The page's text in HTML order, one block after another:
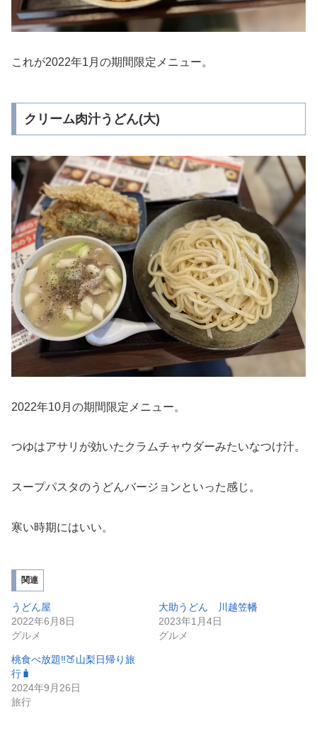
これが2022年1月の期間限定メニュー。
クリーム肉汁うどん(大)
2022年10月の期間限定メニュー。
つゆはアサリが効いたクラムチャウダーみたいなつけ汁。
スープパスタのうどんバージョンといった感じ。
寒い時期にはいい。
関連
うどん屋
2022年6月8日
グルメ
大助うどん 川越笠幡
2023年1月4日
グルメ
桃食べ放題‼️🍑山梨日帰り旅
行🧳
2024年9月26日
旅行